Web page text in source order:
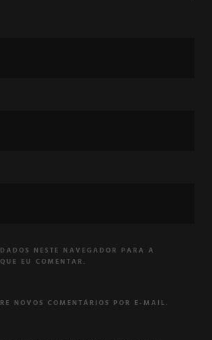
NESTE NAVEGADOR PARA A
EU COMENTAR.
NOVOS COMENTÁRIOS POR E-MAIL.